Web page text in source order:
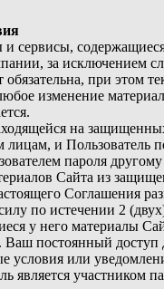
сервисы,
за исключением
обязательна, при
изменение
на
лицам, и
пароля
Сайта из
Соглашения
по истечении 2
у него материалы
Ваш постоянный
условия или
является